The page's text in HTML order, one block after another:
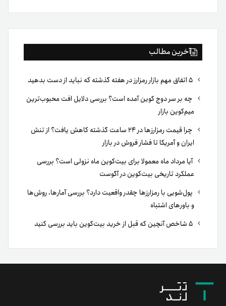
بوک
آخرین مطالب
چه بر سر دوج کوین آمده است؟ بررسی دلایل افت محبوب‌ترین
میم‌کوین بازار
چرا قیمت رمزارزها در ۲۴ ساعت گذشته کاهش یافت؟ از تنش
ایران و آمریکا تا فشار فروش در بازار
آیا مرداد ماه معمولا برای بیت‌کوین ماه نزولی است؟ بررسی
عملکرد تاریخی بیت‌کوین در آگوست
پول‌شویی با رمزارزها چقدر واقعیت دارد؟ بررسی آمارها، روش‌ها
و باورهای اشتباه